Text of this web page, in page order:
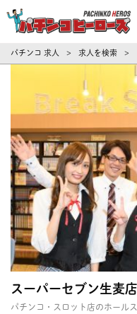
パチンコ 求人 > 求人を検索 >
スーパーセブン生麦店
パチンコ・スロット店のホール